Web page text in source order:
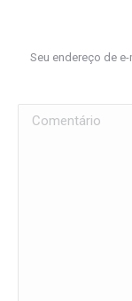
Seu endereço de
Comentário